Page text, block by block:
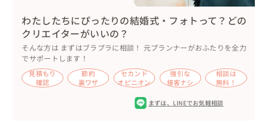
頂きますので、今回も吉川にて申請手続きを行わせて頂き
ました◎
※国営明石海峡公園は、国営という事もあり厳格な撮影許
可判断を行われます。申請書の提出も3〜4週間前までが期
限となりますので、こちらで撮影をしてみたいなと思われ
た方は念の為お早めにご相談くださいね。
わたしたちにぴったりの結婚式・フォトって？どの
クリエイターがいいの？
そんな方は まずはブラプラに相談！ 元プランナーがおふたりを全力
でサポートします！
見積もり
確認
節約
裏ワザ
セカンド
オピニオン
強引な
接客ナシ
相談は
無料！
まずは、 LINEでお気軽相談